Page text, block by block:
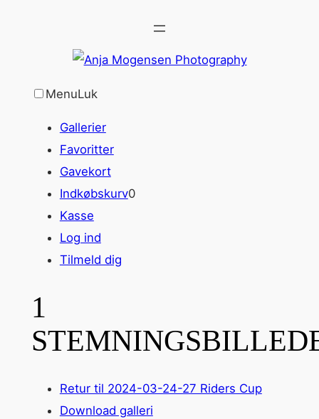
MenuLuk
Gallerier
Favoritter
Gavekort
Indkøbskurv0
Kasse
Log ind
Tilmeld dig
1
Retur til 2024-03-24-27 Riders Cup
Download galleri